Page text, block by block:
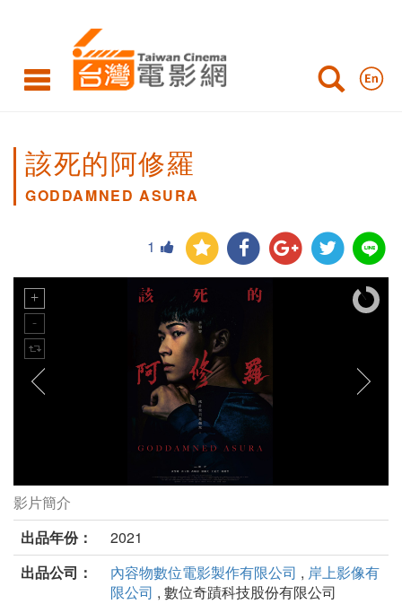
該死的阿修羅
GODDAMNED ASURA
1
該死的阿修羅劇照
影片簡介
出品年份：
2021
出品公司：
內容物數位電影製作有限公司 , 岸上影像有
限公司 , 數位奇蹟科技股份有限公司